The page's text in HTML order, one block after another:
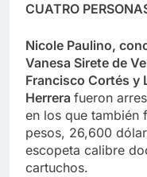
CUATRO
Nicole Paulino,
Vanesa Sirete de
Francisco Cortés y
Herrera fueron
en los que también
pesos, 26,600
escopeta calibre
cartuchos.